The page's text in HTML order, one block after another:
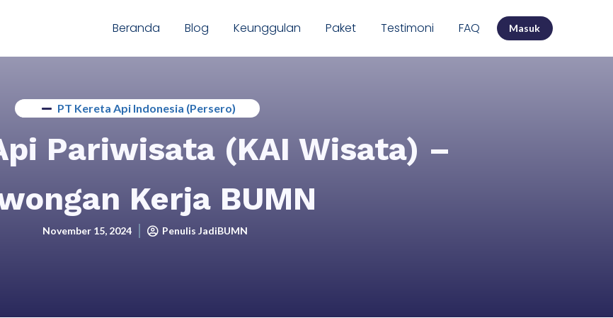
Beranda Blog Keunggulan Paket Testimoni FAQ Masuk
PT Kereta Api Indonesia (Persero)
Pariwisata (KAI Wisata) –
Kerja BUMN
November 15, 2024 Penulis JadiBUMN